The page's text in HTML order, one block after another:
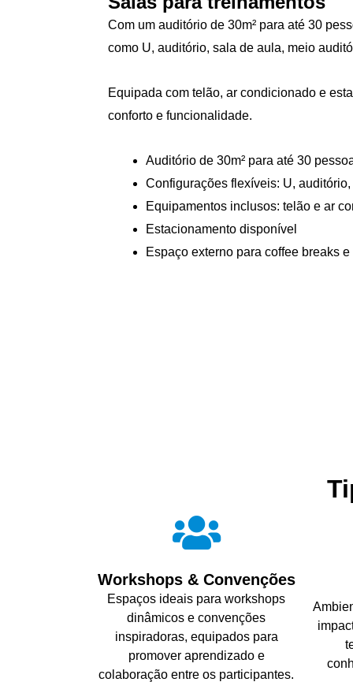
Com um auditório de 30m² para até 30
como U, auditório, sala de aula, meio
Equipada com telão, ar condicionado e
conforto e funcionalidade.
Auditório de 30m² para até 30
Configurações flexíveis: U,
Equipamentos inclusos: telão e ar
Estacionamento disponível
Espaço externo para coffee breaks
Workshops & Convenções
Espaços ideais para workshops
dinâmicos e convenções
inspiradoras, equipados para
promover aprendizado e
colaboração entre os participantes.